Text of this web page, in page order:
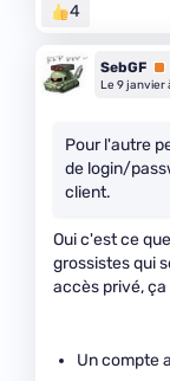
4
SebGF
Le 9 janvier
Pour l'autre
de login/
client.
Oui c'est ce
grossistes qui
accès privé,
Un compte